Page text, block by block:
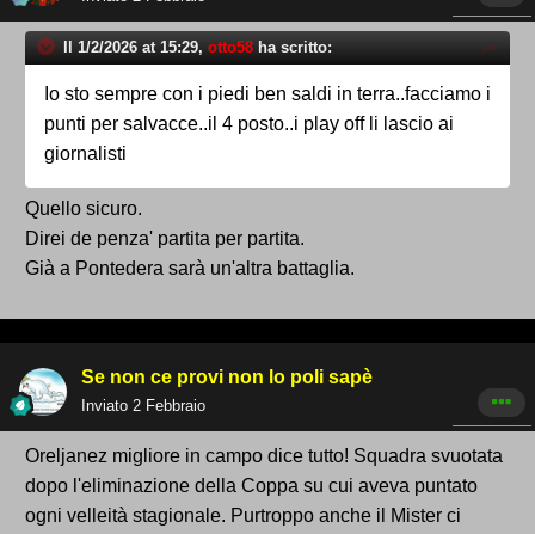
Il 1/2/2026 at 15:29, otto58 ha scritto:
Io sto sempre con i piedi ben saldi in terra..facciamo i
punti per salvacce..il 4 posto..i play off li lascio ai
giornalisti
Quello sicuro.
Direi de penza' partita per partita.
Già a Pontedera sarà un'altra battaglia.
Se non ce provi non lo poli sapè
Inviato 2 Febbraio
Oreljanez migliore in campo dice tutto! Squadra svuotata
dopo l'eliminazione della Coppa su cui aveva puntato
ogni velleità stagionale. Purtroppo anche il Mister ci